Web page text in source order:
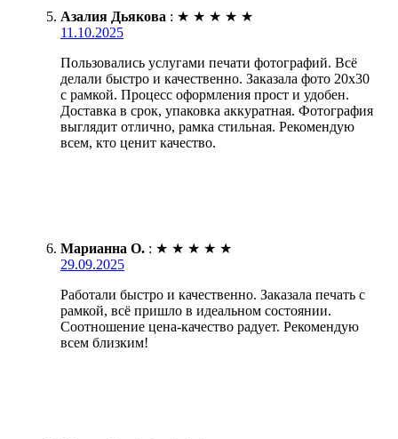
Азалия Дьякова : ★ ★ ★ ★ ★
11.10.2025
Пользовались услугами печати фотографий. Всё
делали быстро и качественно. Заказала фото 20х30
с рамкой. Процесс оформления прост и удобен.
Доставка в срок, упаковка аккуратная. Фотография
выглядит отлично, рамка стильная. Рекомендую
всем, кто ценит качество.
Марианна О. : ★ ★ ★ ★ ★
29.09.2025
Работали быстро и качественно. Заказала печать с
рамкой, всё пришло в идеальном состоянии.
Соотношение цена-качество радует. Рекомендую
всем близким!